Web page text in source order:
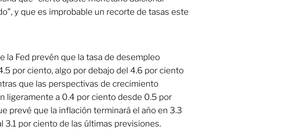
y que es improbable un recorte de tasas este
la Fed prevén que la tasa de desempleo
por ciento, algo por debajo del 4.6 por ciento
que las perspectivas de crecimiento
ligeramente a 0.4 por ciento desde 0.5 por
prevé que la inflación terminará el año en 3.3
3.1 por ciento de las últimas previsiones.